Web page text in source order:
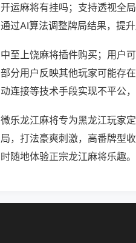
开运麻将有挂吗；支持透视全
通过AI算法调整牌局结果，提升
中至上饶麻将插件购买；用户
部分用户反映其他玩家可能存
动连接等技术手段实现不平公，
微乐龙江麻将专为黑龙江玩家
局，打法豪爽刺激，高番牌型
时随地体验正宗龙江麻将乐趣。